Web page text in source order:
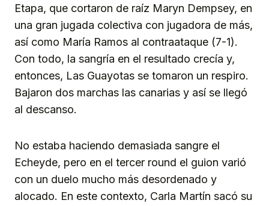
Etapa, que cortaron de raíz Maryn Dempsey, en
una gran jugada colectiva con jugadora de más,
así como María Ramos al contraataque (7-1).
Con todo, la sangría en el resultado crecía y,
entonces, Las Guayotas se tomaron un respiro.
Bajaron dos marchas las canarias y así se llegó
al descanso.
No estaba haciendo demasiada sangre el
Echeyde, pero en el tercer round el guion varió
con un duelo mucho más desordenado y
alocado. En este contexto, Carla Martín sacó su